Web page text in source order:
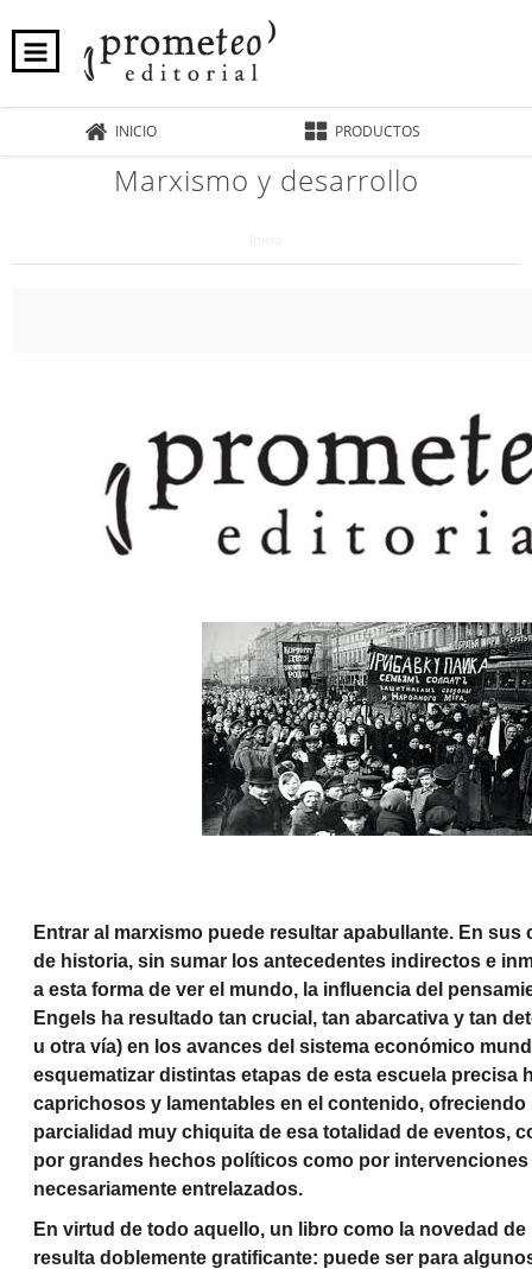
INICIO PRODUCTOS
Marxismo y desarrollo
Entrar al marxismo puede resultar apabullante. En sus
de historia, sin sumar los antecedentes indirectos e
a esta forma de ver el mundo, la influencia del
Engels ha resultado tan crucial, tan abarcativa y tan
u otra vía) en los avances del sistema económico
esquematizar distintas etapas de esta escuela precisa
caprichosos y lamentables en el contenido, ofreciendo
parcialidad muy chiquita de esa totalidad de eventos,
por grandes hechos políticos como por
necesariamente entrelazados.
En virtud de todo aquello, un libro como la novedad
resulta doblemente gratificante: puede ser para